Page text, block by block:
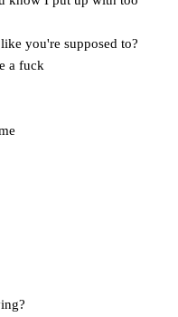
you're supposed to?
a fuck